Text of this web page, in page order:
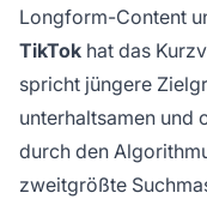
Longform-Content
TikTok hat das
spricht jüngere
unterhaltsamen und
durch den
zweitgrößte